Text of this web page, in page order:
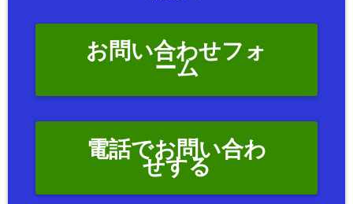
お問い合わせフォ
ーム
電話でお問い合わ
せする